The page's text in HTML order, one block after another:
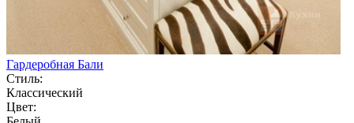
Гардеробная Бали
Стиль:
Классический
Цвет: